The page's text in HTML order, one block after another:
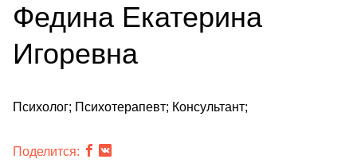
Федина Екатерина
Игоревна
Психолог; Психотерапевт; Консультант;
Поделится: